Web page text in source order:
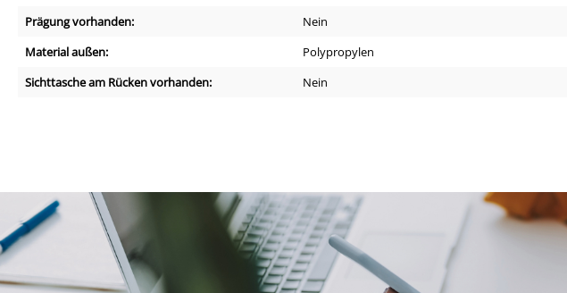
Prägung vorhanden:
Nein
Material außen:
Polypropylen
Sichttasche am Rücken vorhanden:
Nein